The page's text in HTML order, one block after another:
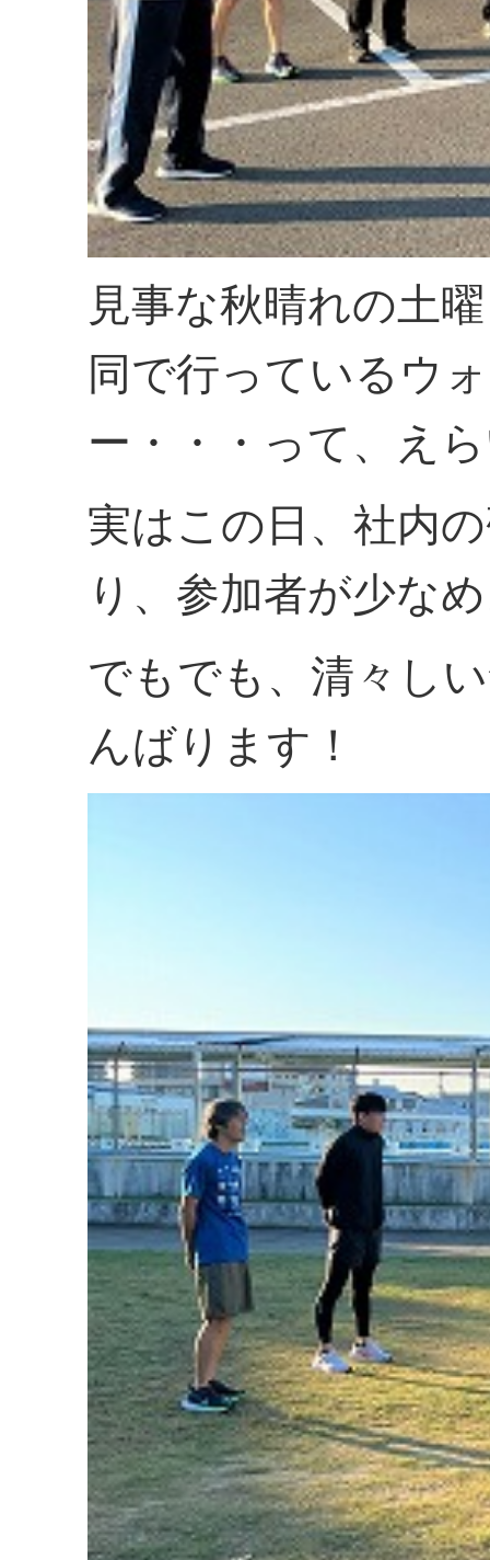
見事な秋晴れの土
同で行っているウ
ー・・・って、え
実はこの日、社内
り、参加者が少な
でもでも、清々し
んばります！